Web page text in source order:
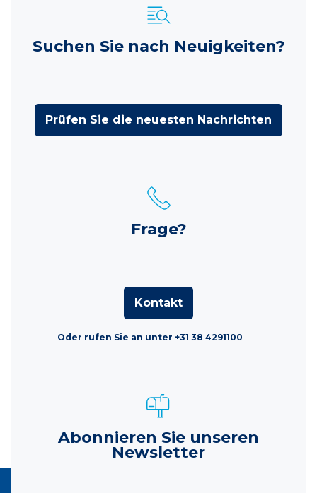
Suchen Sie nach Neuigkeiten?
Prüfen Sie die neuesten Nachrichten
Frage?
Kontakt
Oder rufen Sie an unter +31 38 4291100
Abonnieren Sie unseren
Newsletter